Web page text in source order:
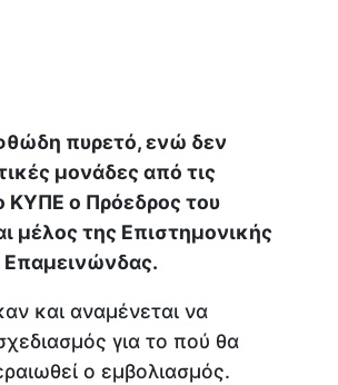
πυρετό, ενώ δεν
μονάδες από τις
ΚΥΠΕ ο Πρόεδρος του
μέλος της Επιστημονικής
Επαμεινώνδας.
και αναμένεται να
για το πού θα
ο εμβολιασμός.